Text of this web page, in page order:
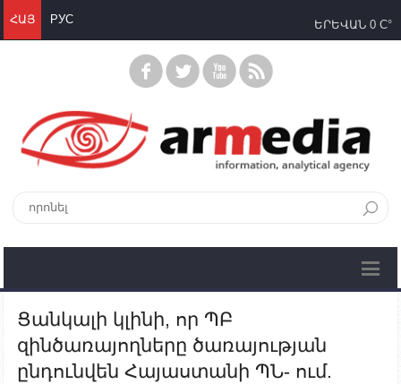
ՀԱՅ РУС ԵՐԵՎԱՆ 0 C°
Ցանկալի կլինի, որ ՊԲ
զինծառայողները ծառայության
ընդունվեն Հայաստանի ՊՆ- ում.